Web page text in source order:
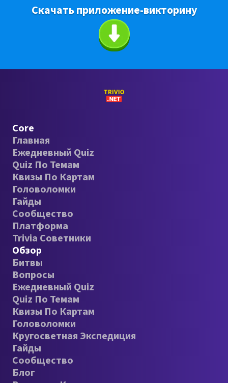
Скачать приложение-викторину
Core
Главная
Ежедневный Quiz
Quiz По Темам
Квизы По Картам
Головоломки
Гайды
Сообщество
Платформа
Trivia Советники
Обзор
Битвы
Вопросы
Ежедневный Quiz
Quiz По Темам
Квизы По Картам
Головоломки
Кругосветная Экспедиция
Гайды
Сообщество
Блог